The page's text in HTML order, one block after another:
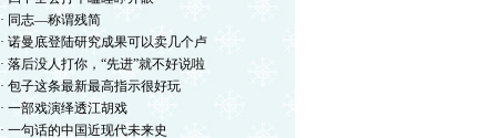
· 同志—称谓残简
· 诺曼底登陆研究成果可以卖几个卢
· 落后没人打你，“先进”就不好说啦
· 包子这条最新最高指示很好玩
· 一部戏演绎透江胡戏
· 一句话的中国近现代未来史